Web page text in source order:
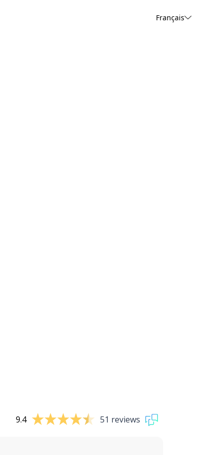
Français
9.4 51 reviews